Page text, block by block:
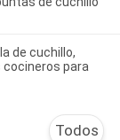
de cuchillo,
para
Todos